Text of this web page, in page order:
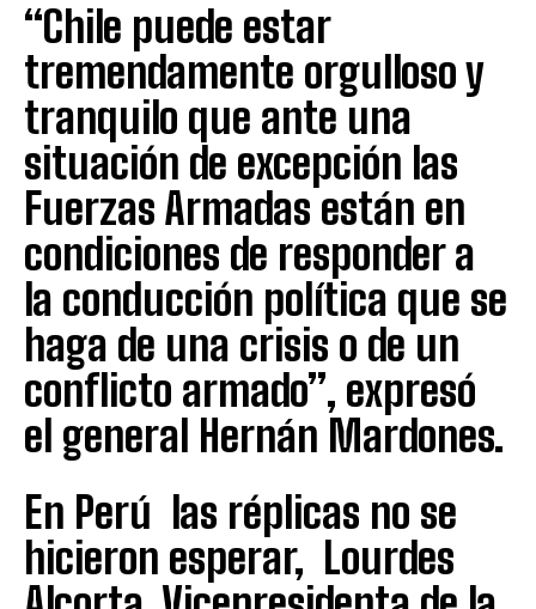
“Chile puede estar
tremendamente orgulloso y
tranquilo que ante una
situación de excepción las
Fuerzas Armadas están en
condiciones de responder a
la conducción política que se
haga de una crisis o de un
conflicto armado”, expresó
el general Hernán Mardones.
En Perú las réplicas no se
hicieron esperar, Lourdes